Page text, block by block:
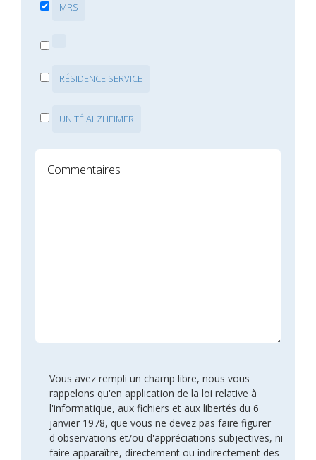
MRS
RÉSIDENCE SERVICE
UNITÉ ALZHEIMER
Vous avez rempli un champ libre, nous vous
rappelons qu'en application de la loi relative à
l'informatique, aux fichiers et aux libertés du 6
janvier 1978, que vous ne devez pas faire figurer
d'observations et/ou d'appréciations subjectives, ni
faire apparaître, directement ou indirectement des